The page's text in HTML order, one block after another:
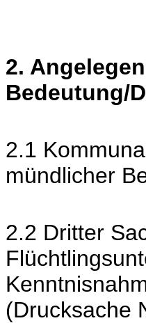
2.
Bedeutung/
2.1
mündlicher
2.2 Dritter
(Drucksache